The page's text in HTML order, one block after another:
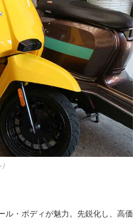
ル・ボディが魅力。先鋭化し、高価